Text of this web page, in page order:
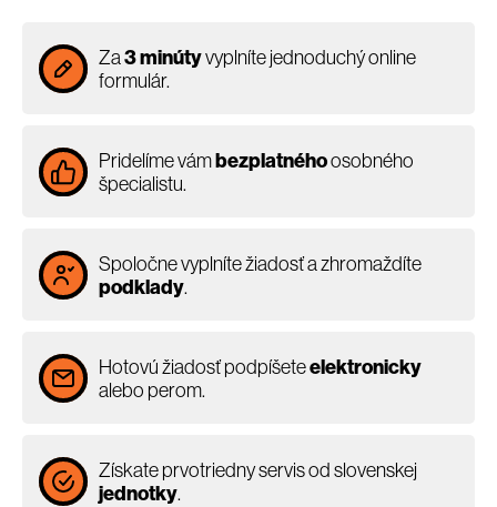
Za3 minútyvyplníte jednoduchý online
formulár.
Pridelíme vámbezplatnéhoosobného
špecialistu.
Spoločne vyplníte žiadosť a zhromaždíte
podklady.
Hotovú žiadosť podpíšeteelektronicky
alebo perom.
Získate prvotriedny servis od slovenskej
jednotky.